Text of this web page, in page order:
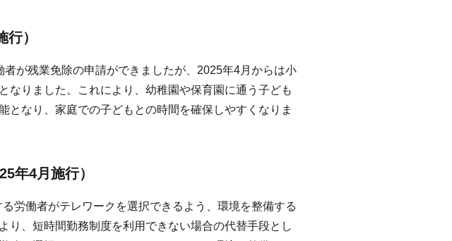
）
が残業免除の申請ができましたが、2025年4月からは小
なりました。これにより、幼稚園や保育園に通う子ども
となり、家庭での子どもとの時間を確保しやすくなりま
年4月施行）
労働者がテレワークを選択できるよう、環境を整備する
り、短時間勤務制度を利用できない場合の代替手段とし